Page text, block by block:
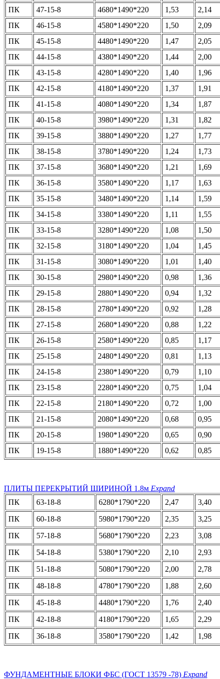
ПК
47-15-8 4680*1490*220 1,53
2,14
ПК
46-15-8 4580*1490*220 1,50
2,09
ПК
45-15-8 4480*1490*220 1,47
2,05
ПК
44-15-8 4380*1490*220 1,44
2,00
ПК
43-15-8 4280*1490*220 1,40
1,96
ПК
42-15-8 4180*1490*220 1,37
1,91
ПК
41-15-8 4080*1490*220 1,34
1,87
ПК
40-15-8 3980*1490*220 1,31
1,82
ПК
39-15-8 3880*1490*220 1,27
1,77
ПК
38-15-8 3780*1490*220 1,24
1,73
ПК
37-15-8 3680*1490*220 1,21
1,69
ПК
36-15-8 3580*1490*220 1,17
1,63
ПК
35-15-8 3480*1490*220 1,14
1,59
ПК
34-15-8 3380*1490*220 1,11
1,55
ПК
33-15-8 3280*1490*220 1,08
1,50
ПК
32-15-8 3180*1490*220 1,04
1,45
ПК
31-15-8 3080*1490*220 1,01
1,40
ПК
30-15-8 2980*1490*220 0,98
1,36
ПК
29-15-8 2880*1490*220 0,94
1,32
ПК
28-15-8 2780*1490*220 0,92
1,28
ПК
27-15-8 2680*1490*220 0,88
1,22
ПК
26-15-8 2580*1490*220 0,85
1,17
ПК
25-15-8 2480*1490*220 0,81
1,13
ПК
24-15-8 2380*1490*220 0,79
1,10
ПК
23-15-8 2280*1490*220 0,75
1,04
ПК
22-15-8 2180*1490*220 0,72
1,00
ПК
21-15-8 2080*1490*220 0,68
0,95
ПК
20-15-8 1980*1490*220 0,65
0,90
ПК
19-15-8 1880*1490*220 0,62 0,85
ПЛИТЫ ПЕРЕКРЫТИЙ ШИРИНОЙ 1.8м Expand
ПК
63-18-8 6280*1790*220 2,47
3,40
ПК
60-18-8 5980*1790*220 2,35
3,25
ПК
57-18-8 5680*1790*220 2,23
3,08
ПК
54-18-8 5380*1790*220 2,10
2,93
ПК
51-18-8 5080*1790*220 2,00
2,78
ПК
48-18-8 4780*1790*220 1,88
2,60
ПК
45-18-8 4480*1790*220 1,76
2,40
ПК
42-18-8 4180*1790*220 1,65
2,29
ПК
36-18-8 3580*1790*220 1,42 1,98
ФУНДАМЕНТНЫЕ БЛОКИ ФБС (ГОСТ 13579 -78) Expand